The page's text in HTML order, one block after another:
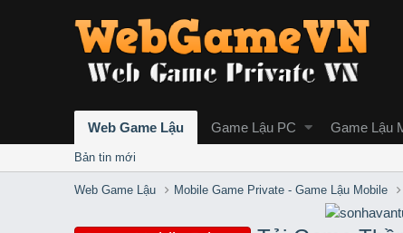
Web Game Lậu Game Lậu PC Game Lậu
Bản tin mới
Web Game Lậu Mobile Game Private - Game Lậu Mobile